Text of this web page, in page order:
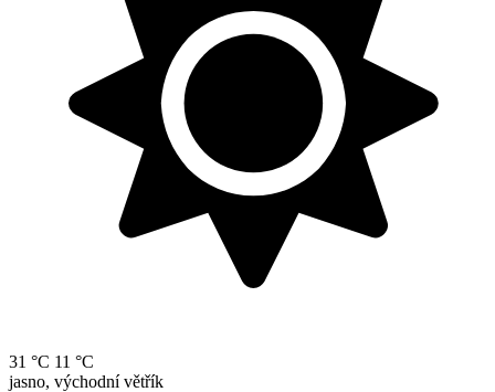
31 °C 11 °C
jasno, východní větřík